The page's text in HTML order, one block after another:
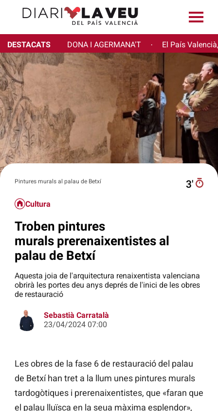
DESTACATS DONA I AGERMANA'T · El País
Pintures murals al palau de Betxí 3′
Cultura
Troben pintures
murals prerenaixentistes al
palau de Betxí
Aquesta joia de l'arquitectura renaixentista valenciana
obrirà les portes deu anys deprés de l'inici de les obres
de restauració
Sebastià Carratalà
23/04/2024 07:00
Les obres de la fase 6 de restauració del palau
de Betxí han tret a la llum unes pintures murals
tardogòtiques i prerenaixentistes, que «faran que
el palau lluïsca en la seua màxima esplendor»,